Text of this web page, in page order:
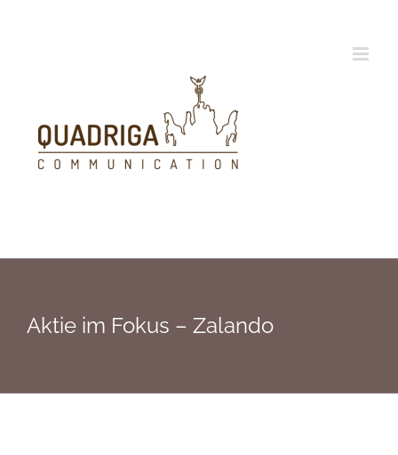
Aktie im Fokus – Zalando